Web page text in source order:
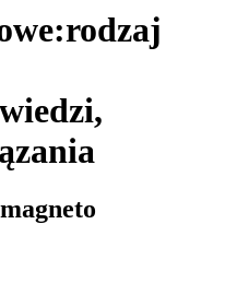
rodzaj
magneto